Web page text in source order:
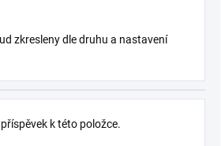
zkresleny dle druhu a nastavení
k této položce.